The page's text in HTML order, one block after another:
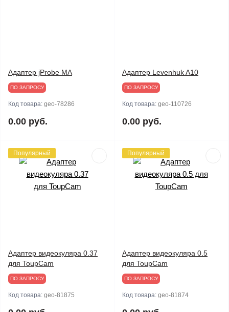
Адаптер jProbe MA
ПО ЗАПРОСУ
Код товара: geo-78286
0.00 руб.
Адаптер Levenhuk A10
ПО ЗАПРОСУ
Код товара: geo-110726
0.00 руб.
Популярный
Адаптер видеокуляра 0.37
для ToupCam
ПО ЗАПРОСУ
Код товара: geo-81875
Популярный
Адаптер видеокуляра 0.5
для ToupCam
ПО ЗАПРОСУ
Код товара: geo-81874